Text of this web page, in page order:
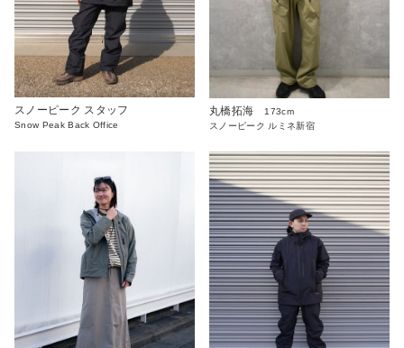
スノーピーク スタッフ
Snow Peak Back Office
丸橋拓海
173cm
スノーピーク ルミネ新宿